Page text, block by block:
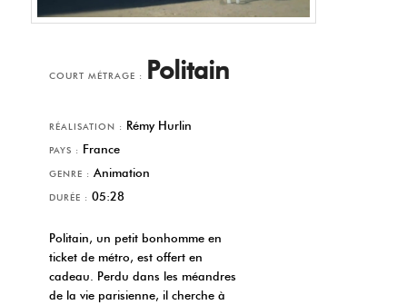
COURT MÉTRAGE : Politain
RÉALISATION : Rémy Hurlin
PAYS : France
GENRE : Animation
DURÉE : 05:28
Politain, un petit bonhomme en
ticket de métro, est offert en
cadeau. Perdu dans les méandres
de la vie parisienne, il cherche à